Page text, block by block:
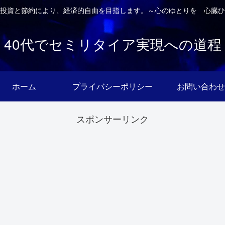
資と節約により、経済的自由を目指します。～心のゆとりを 心臓
40代でセミリタイア実現への道程
ホーム プライバシーポリシー お問い合わせ
スポンサーリンク